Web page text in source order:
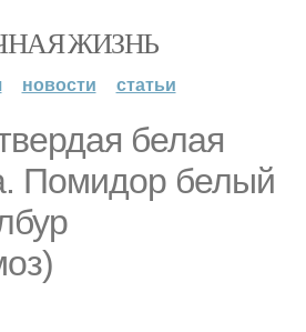
ЖИЗНЬ
новости статьи
белая
Помидор белый